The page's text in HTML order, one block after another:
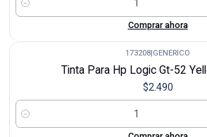
Cantidad
Comprar ahora
173208 GENERICO
Tinta Para Hp Logic Gt-52
$2.490
Cantidad